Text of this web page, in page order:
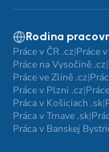
Rodina
Práce v ČR .cz|Práce
Práce na Vysočině .cz|
Práce ve Zlíně .cz|
Práce v Plzni .cz|
Práca v Košiciach .sk|
Práca v Trnave .sk|
Práca v Banskej